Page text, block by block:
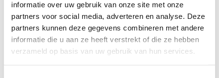
informatie over uw gebruik van onze site met onze
partners voor social media, adverteren en analyse. Deze
partners kunnen deze gegevens combineren met andere
informatie die u aan ze heeft verstrekt of die ze hebben
verzameld op basis van uw gebruik van hun services.
Er is ondersteuning mogelijk op verschillende
vlakken bij het ontwikkelen (of onderhouden)
van een Veilig Sportklimaat. Dit varieert van
algemene opleiding, zoals het opleiden van